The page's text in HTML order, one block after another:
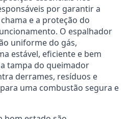
por garantir a
e a proteção do
O espalhador
uniforme do gás,
estável, eficiente e bem
tampa do queimador
derrames, resíduos e
uma combustão segura e